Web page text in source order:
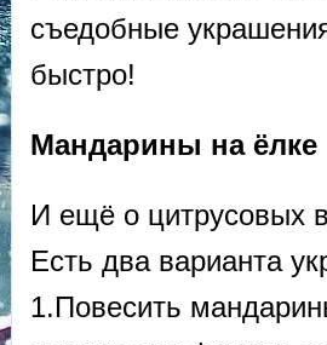
съедобные
быстро!
Мандарины на ёлке
И ещё о цитрусовых
Есть два варианта
1.Повесить